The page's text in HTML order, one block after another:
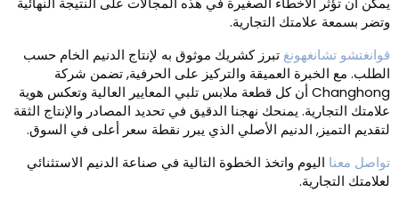
بسمعة علامتك التجارية.
تشانغهونغتبرز كشريك موثوق به لإنتاج الدنيم الخام حسب
مع الخبرة العميقة والتركيز على الحرفية, تضمن شركة
Changhong أن كل قطعة ملابس تلبي المعايير العالية وتعكس هوية
التجارية. يمنحك نهجنا الدقيق في تحديد المصادر والإنتاج الثقة
التميز, الدنيم الأصلي الذي يبرر نقطة سعر أعلى في السوق.
معنااليوم واتخذ الخطوة التالية في صناعة الدنيم الاستثنائي
التجارية.